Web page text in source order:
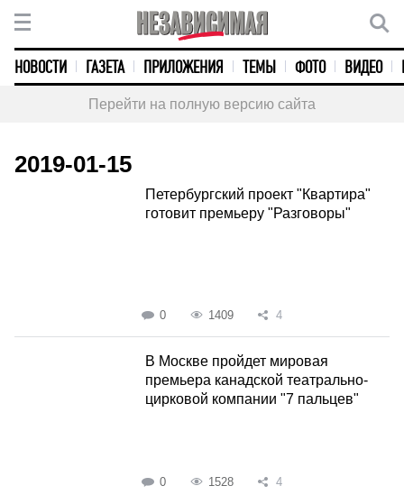
НОВОСТИ ГАЗЕТА ПРИЛОЖЕНИЯ ТЕМЫ ФОТО ВИДЕО
Перейти на полную версию сайта
2019-01-15
Петербургский проект "Квартира"
готовит премьеру "Разговоры"
0 1409 4
В Москве пройдет мировая
премьера канадской театрально-
цирковой компании "7 пальцев"
0 1528 4